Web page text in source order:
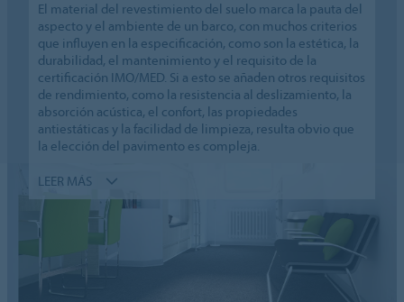
El material del revestimiento del suelo marca la pauta del
aspecto y el ambiente de un barco, con muchos criterios
que influyen en la especificación, como son la estética, la
durabilidad, el mantenimiento y el requisito de la
certificación IMO/MED. Si a esto se añaden otros requisitos
de rendimiento, como la resistencia al deslizamiento, la
absorción acústica, el confort, las propiedades
antiestáticas y la facilidad de limpieza, resulta obvio que
la elección del pavimento es compleja.
LEER MÁS